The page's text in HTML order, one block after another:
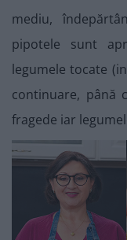
mediu,
pipotele sunt
legumele tocate
continuare, până
fragede iar